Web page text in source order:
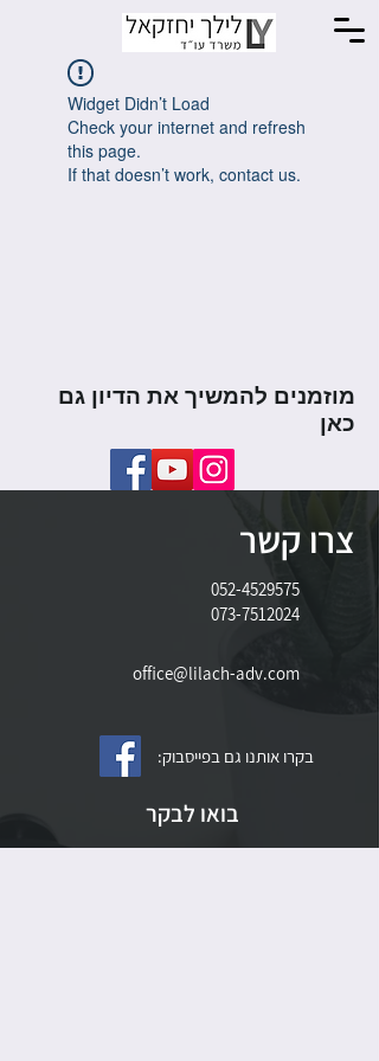
Widget Didn’t Load
Check your internet and refresh
this page.
If that doesn’t work, contact us.
מוזמנים להמשיך את הדיון גם
כאן
צרו קשר
052-4529575
073-7512024
office@lilach-adv.com
בקרו אותנו גם בפייסבוק:
בואו לבקר